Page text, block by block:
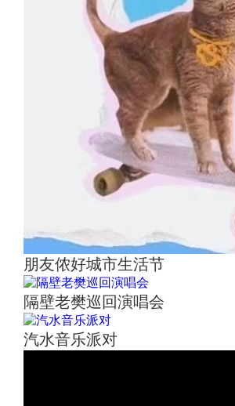
朋友侬好城市生活节
隔壁老樊巡回演唱会
汽水音乐派对